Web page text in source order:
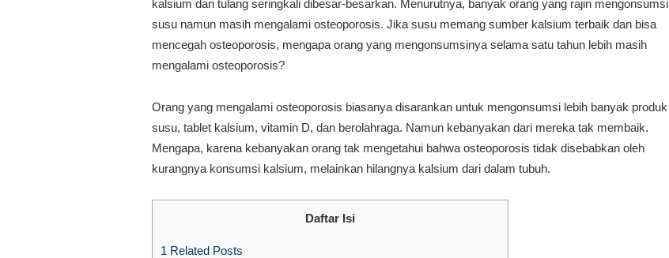
kalsium dan tulang seringkali dibesar-besarkan. Menurutnya, banyak orang yang rajin mengonsumsi
susu namun masih mengalami osteoporosis. Jika susu memang sumber kalsium terbaik dan bisa
mencegah osteoporosis, mengapa orang yang mengonsumsinya selama satu tahun lebih masih
mengalami osteoporosis?
Orang yang mengalami osteoporosis biasanya disarankan untuk mengonsumsi lebih banyak produk
susu, tablet kalsium, vitamin D, dan berolahraga. Namun kebanyakan dari mereka tak membaik.
Mengapa, karena kebanyakan orang tak mengetahui bahwa osteoporosis tidak disebabkan oleh
kurangnya konsumsi kalsium, melainkan hilangnya kalsium dari dalam tubuh.
Daftar Isi
1 Related Posts